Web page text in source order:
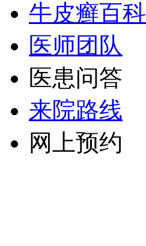
牛皮癣百科
医师团队
医患问答
来院路线
网上预约